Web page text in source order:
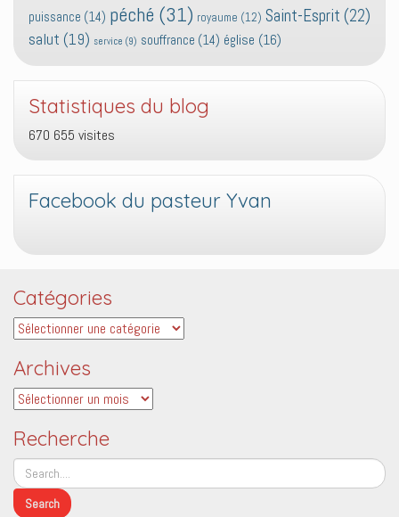
puissance (14) péché (31) royaume (12) Saint-Esprit (22)
salut (19) service (9) souffrance (14) église (16)
Statistiques du blog
670 655 visites
Facebook du pasteur Yvan
Catégories
Catégories
Archives
Archives
Recherche